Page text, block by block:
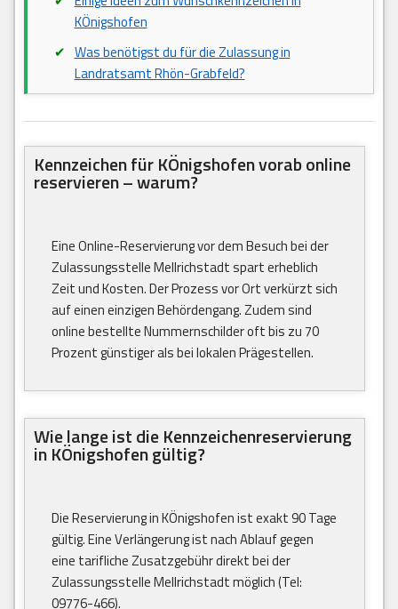
KÖnigshofen
Was benötigst du für die Zulassung in
Landratsamt Rhön-Grabfeld?
Kennzeichen für KÖnigshofen vorab online
reservieren – warum?
Eine Online-Reservierung vor dem Besuch bei der
Zulassungsstelle Mellrichstadt spart erheblich
Zeit und Kosten. Der Prozess vor Ort verkürzt sich
auf einen einzigen Behördengang. Zudem sind
online bestellte Nummernschilder oft bis zu 70
Prozent günstiger als bei lokalen Prägestellen.
Wie lange ist die Kennzeichenreservierung
in KÖnigshofen gültig?
Die Reservierung in KÖnigshofen ist exakt 90 Tage
gültig. Eine Verlängerung ist nach Ablauf gegen
eine tarifliche Zusatzgebühr direkt bei der
Zulassungsstelle Mellrichstadt möglich (Tel:
09776-466).